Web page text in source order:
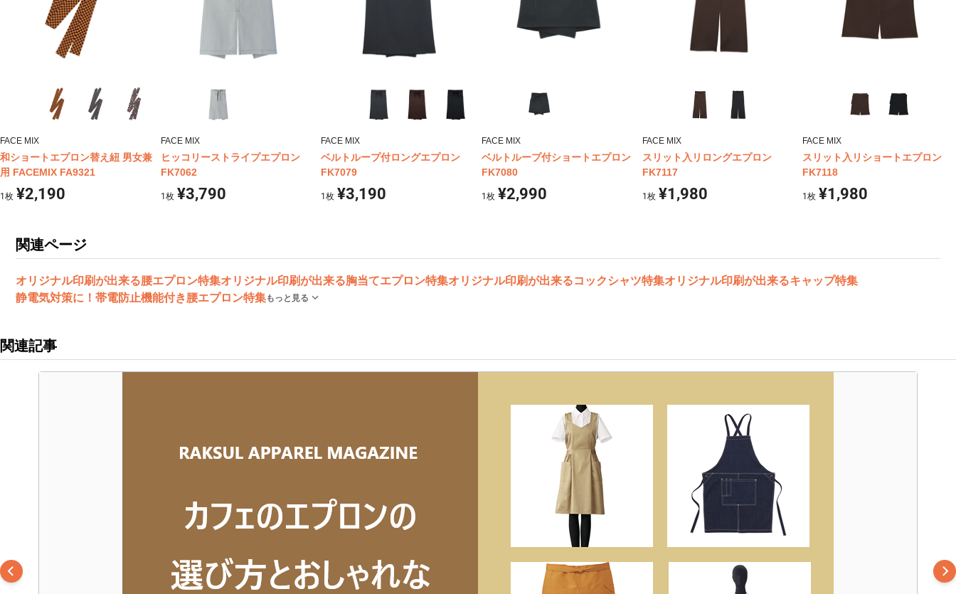
FACE MIX
和ショートエプロン替え紐 男女兼
用 FACEMIX FA9321
1 枚 ¥2,190
FACE MIX
ヒッコリーストライプエプロン
FK7062
1 枚 ¥3,790
FACE MIX
ベルトループ付ロングエプロン
FK7079
1枚 ¥3,190
FACE MIX
ベルトループ付ショートエプロン
FK7080
1 枚 ¥2,990
FACE MIX
スリット入リロングエプロン
FK7117
1 枚 ¥1,980
FACE MIX
スリット入リショートエプロン
FK7118
1枚 ¥1,980
関連ページ
オリジナル印刷が出来る腰エプロン特集オリジナル印刷が出来る胸当てエプロン特集オリジナル印刷が出来るコックシャツ特集オリジナル印刷が出来るキャップ特集
静電気対策に！帯電防止機能付き腰エプロン特集もっと見る
関連記事